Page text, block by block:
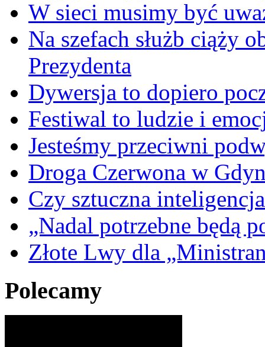
W sieci musimy być
Na szefach służb ciąży
Prezydenta
Dywersja to dopiero
Festiwal to ludzie i
Jesteśmy przeciwni
Droga Czerwona w
Czy sztuczna
„Nadal potrzebne będą
Złote Lwy dla
Polecamy